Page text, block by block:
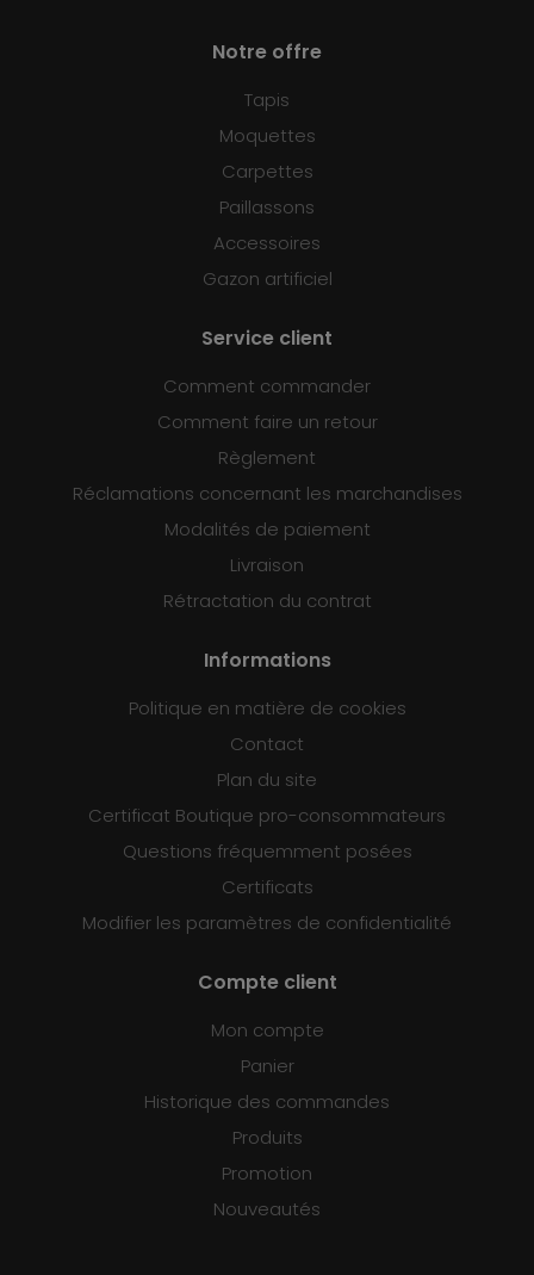
Notre offre
Tapis
Moquettes
Carpettes
Paillassons
Accessoires
Gazon artificiel
Service client
Comment commander
Comment faire un retour
Règlement
Réclamations concernant les marchandises
Modalités de paiement
Livraison
Rétractation du contrat
Informations
Politique en matière de cookies
Contact
Plan du site
Certificat Boutique pro-consommateurs
Questions fréquemment posées
Certificats
Modifier les paramètres de confidentialité
Compte client
Mon compte
Panier
Historique des commandes
Produits
Promotion
Nouveautés